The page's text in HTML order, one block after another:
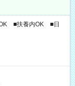
■扶養内OK ■日